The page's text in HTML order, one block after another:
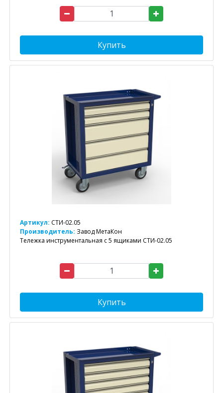
Купить
Артикул: СТИ-02.05
Производитель: Завод МетаКон
Тележка инструментальная с 5 ящиками СТИ-02.05
Купить